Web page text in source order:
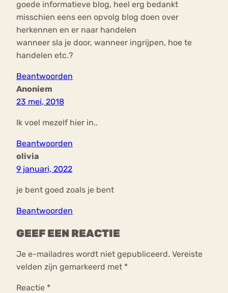
goede informatieve blog, heel erg bedankt
misschien eens een opvolg blog doen over
herkennen en er naar handelen
wanneer sla je door, wanneer ingrijpen, hoe te
handelen etc.?
Beantwoorden
Anoniem
23 mei, 2018
Ik voel mezelf hier in..
Beantwoorden
olivia
9 januari, 2022
je bent goed zoals je bent
Beantwoorden
GEEF EEN REACTIE
Je e-mailadres wordt niet gepubliceerd. Vereiste
velden zijn gemarkeerd met *
Reactie *